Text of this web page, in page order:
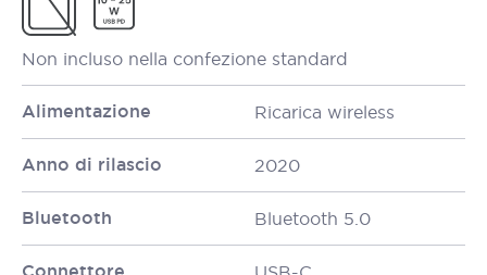
Non incluso nella confezione standard
Alimentazione Ricarica wireless
Anno di rilascio 2020
Bluetooth Bluetooth 5.0